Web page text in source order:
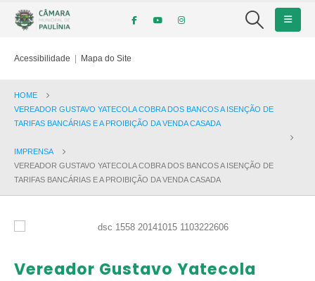
Acessibilidade | Mapa do Site
HOME
VEREADOR GUSTAVO YATECOLA COBRA DOS BANCOS A ISENÇÃO DE
TARIFAS BANCÁRIAS E A PROIBIÇÃO DA VENDA CASADA
IMPRENSA
VEREADOR GUSTAVO YATECOLA COBRA DOS BANCOS A ISENÇÃO DE
TARIFAS BANCÁRIAS E A PROIBIÇÃO DA VENDA CASADA
Vereador Gustavo Yatecola